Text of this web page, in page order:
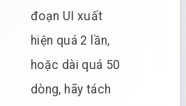
đoạn UI xuất
hiện quá 2 lần,
hoặc dài quá 50
dòng, hãy tách